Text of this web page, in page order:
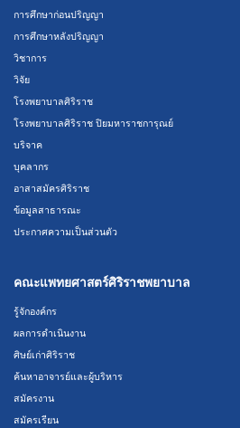
การศึกษาก่อนปริญญา
การศึกษาหลังปริญญา
วิชาการ
วิจัย
โรงพยาบาลศิริราช
โรงพยาบาลศิริราช ปิยมหาราชการุณย์
บริจาค
บุคลากร
อาสาสมัครศิริราช
ข้อมูลสาธารณะ
ประกาศความเป็นส่วนตัว
คณะแพทยศาสตร์ศิริราชพยาบาล
รู้จักองค์กร
ผลการดำเนินงาน
ศิษย์เก่าศิริราช
ค้นหาอาจารย์และผู้บริหาร
สมัครงาน
สมัครเรียน